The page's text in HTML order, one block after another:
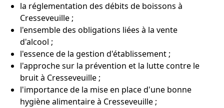
la réglementation des débits de boissons à
Cresseveuille ;
l'ensemble des obligations liées à la vente
d'alcool ;
l'essence de la gestion d'établissement ;
l'approche sur la prévention et la lutte contre le
bruit à Cresseveuille ;
l'importance de la mise en place d'une bonne
hygiène alimentaire à Cresseveuille ;